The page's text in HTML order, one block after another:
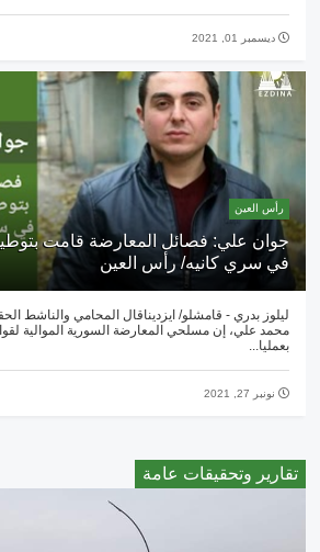
ديسمبر 01, 2021
رأس العين
جوان علي: فصائل المعارضة قامت
في سري كانيه/ رأس العين
ليلوز بدري - قامشلو/ ايزديناقال المحامي والناشط
محمد علي، إن مسلحي المعارضة السورية الموالية
بعمليا...
نونبر 27, 2021
تقارير وتحقيقات عامة